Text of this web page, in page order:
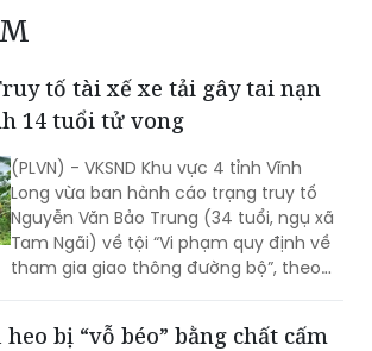
tố tài xế xe tải gây tai nạn
14 tuổi tử vong
(PLVN) - VKSND Khu vực 4 tỉnh Vĩnh
Long vừa ban hành cáo trạng truy tố
Nguyễn Văn Bảo Trung (34 tuổi, ngụ xã
Tam Ngãi) về tội “Vi phạm quy định về
tham gia giao thông đường bộ”, theo
bị “vỗ béo” bằng chất cấm